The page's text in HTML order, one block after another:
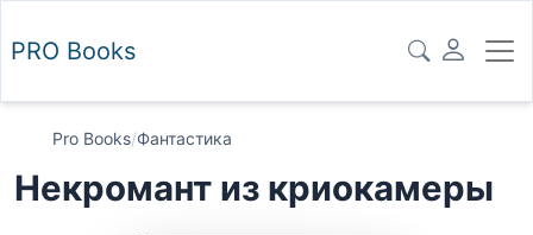
PRO Books
Pro Books/Фантастика
Некромант из криокамеры